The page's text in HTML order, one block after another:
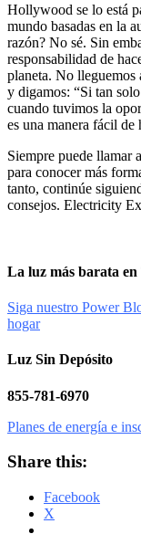
Hollywood se lo está
mundo basadas en la
razón? No sé. Sin
responsabilidad de
planeta. No lleguemos
y digamos: “Si tan
cuando tuvimos la
es una manera fácil de
Siempre puede llamar
para conocer más
tanto, continúe
consejos. Electricity
La luz más barata en
Siga nuestro Power
hogar
Luz Sin Depósito
855-781-6970
Planes de energía e
Share this:
Facebook
X